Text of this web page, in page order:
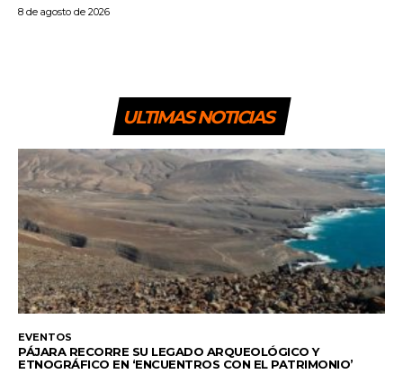
8 de agosto de 2026
ULTIMAS NOTICIAS
EVENTOS
PÁJARA RECORRE SU LEGADO ARQUEOLÓGICO Y
ETNOGRÁFICO EN ‘ENCUENTROS CON EL PATRIMONIO’